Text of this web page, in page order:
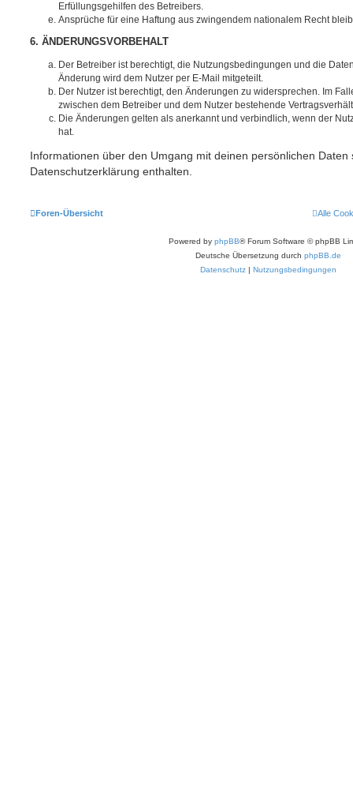
Erfüllungsgehilfen des Betreibers.
Ansprüche für eine Haftung aus zwingendem nationalem Recht
6. ÄNDERUNGSVORBEHALT
Der Betreiber ist berechtigt, die Nutzungsbedingungen und die
Änderung wird dem Nutzer per E-Mail mitgeteilt.
Der Nutzer ist berechtigt, den Änderungen zu widersprechen. Im
zwischen dem Betreiber und dem Nutzer bestehende
Die Änderungen gelten als anerkannt und verbindlich, wenn der
hat.
Informationen über den Umgang mit deinen persönlichen Daten
Datenschutzerklärung enthalten.
Foren-Übersicht Alle
Powered by phpBB® Forum Software © phpBB
Deutsche Übersetzung durch phpBB.de
Datenschutz | Nutzungsbedingungen